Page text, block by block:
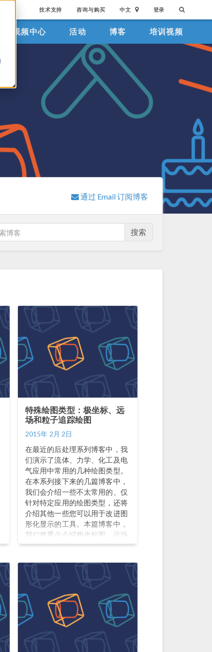
技术支持 咨询与购买 中文 登录
视频中心 活动 博客 培训视频
通过 Email 订阅博客
搜索
特殊绘图类型：极坐标、远
场和粒子追踪绘图
2015年 2月 2日
在最近的后处理系列博客中，我
们演示了流体、力学、化工及电
气应用中常用的几种绘图类型。
在本系列接下来的几篇博客中，
我们会介绍一些不太常用的、仅
针对特定应用的绘图类型，还将
介绍其他一些您可以用于改进图
形化显示的工具。本篇博客中，
我们将重点介绍极坐标图、远场
图和粒子追踪图。